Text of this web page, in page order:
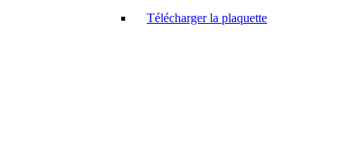
Télécharger la plaquette